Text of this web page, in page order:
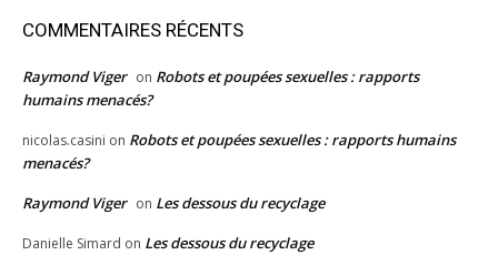
COMMENTAIRES RÉCENTS
Raymond Viger on Robots et poupées sexuelles : rapports
humains menacés?
nicolas.casini on Robots et poupées sexuelles : rapports humains
menacés?
Raymond Viger on Les dessous du recyclage
Danielle Simard on Les dessous du recyclage